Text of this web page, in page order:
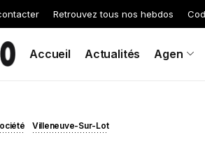
Retrouvez tous nos hebdos
Accueil Actualités Agen
Villeneuve-Sur-Lot